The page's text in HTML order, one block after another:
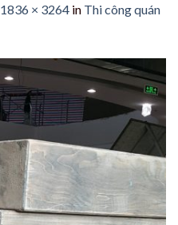
1836 × 3264 in Thi công quán